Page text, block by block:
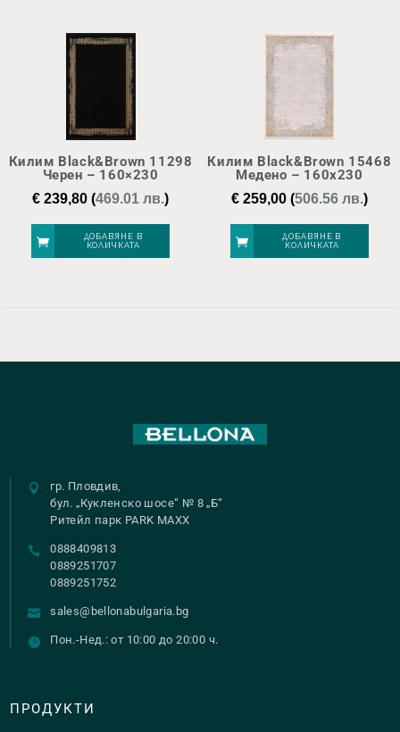
Килим Black&Brown 11298
Черен – 160×230
€ 239,80 (469.01 лв.)
ДОБАВЯНЕ В
КОЛИЧКАТА
Килим Black&Brown 15468
Медено – 160х230
€259,00(506.56 лв.)
ДОБАВЯНЕ В
КОЛИЧКАТА
гр. Пловдив,
бул. „Кукленско шосе“ № 8 „Б“
Ритейл парк PARK MAXX
0888409813
0889251707
0889251752
sales@bellonabulgaria.bg
Пон.-Нед.: от 10:00 до 20:00 ч.
ПРОДУКТИ